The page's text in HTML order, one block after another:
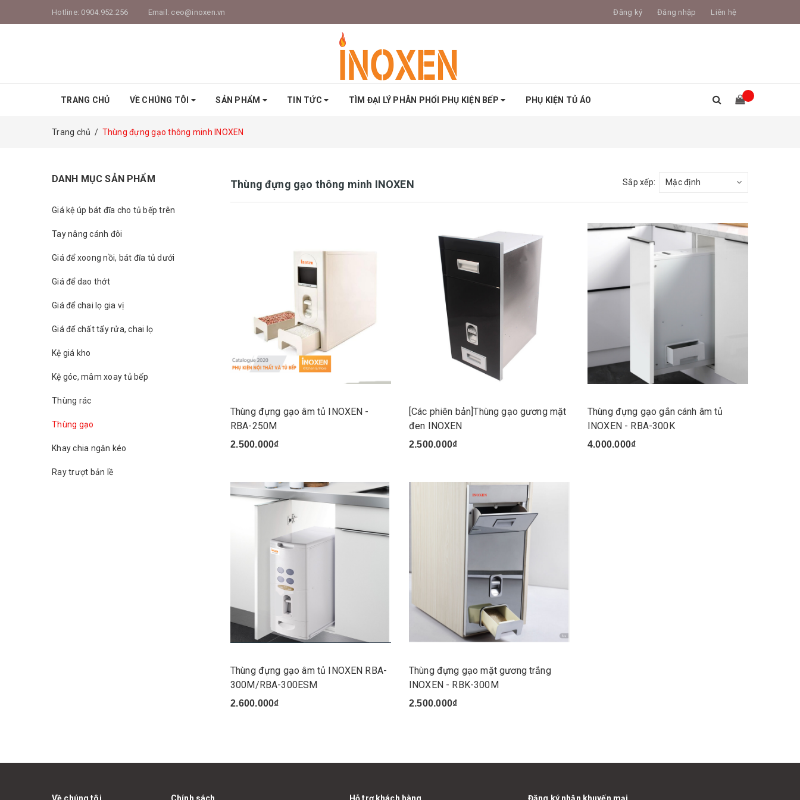
Hotline: 0904.952.256 Email: ceo@inoxen.vn Đăng ký Đăng nhập Liên hệ
TRANG CHỦ VỀ CHÚNG TÔI SẢN PHẨM TIN TỨC TÌM ĐẠI LÝ PHÂN PHỐI PHỤ KIỆN BẾP PHỤ KIỆN TỦ ÁO
Trang chủ / Thùng đựng gạo thông minh INOXEN
Thùng đựng gạo thông minh INOXEN Sắp xếp:
Thùng đựng gạo âm tủ INOXEN -
RBA-250M
2.500.000₫
[Các phiên bản]Thùng gạo gương mặt
đen INOXEN
2.500.000₫
Thùng đựng gạo gắn cánh âm tủ
INOXEN - RBA-300K
4.000.000₫
Thùng đựng gạo âm tủ INOXEN RBA-
300M/RBA-300ESM
2.600.000₫
Thùng đựng gạo mặt gương trắng
INOXEN - RBK-300M
2.500.000₫
DANH MỤC SẢN PHẨM
Giá kệ úp bát đĩa cho tủ bếp trên
Tay nâng cánh đôi
Giá để xoong nồi, bát đĩa tủ dưới
Giá để dao thớt
Giá để chai lọ gia vị
Giá để chất tẩy rửa, chai lọ
Kệ giá kho
Kệ góc, mâm xoay tủ bếp
Thùng rác
Thùng gạo
Khay chia ngăn kéo
Ray trượt bản lề